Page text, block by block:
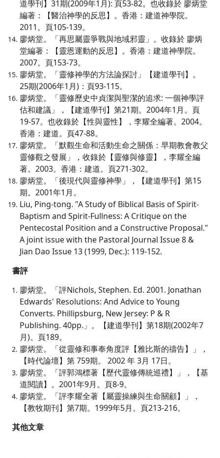
道學刊】31期(2009年1月): 頁53-82。也收錄於 廖炳堂
編著：【醫治神學的反思】。香港：建道神學院。
2011。頁105-139。
廖炳堂。「再思屬靈爭戰與地域邪靈」。收錄於 廖炳
堂編著：【靈恩運動的反思】。香港：建道神學院。
2007。頁153-73。
廖炳堂。「靈修神學的方法論探討」【建道學刊】。
25期(2006年1月)：頁93-115。
廖炳堂。「靈修歷史中貞潔與聖潔的追求: 一個神學評
估和建議」，【建道學刊】第21期。2004年1月。頁
19-57。也收錄於【性與靈性】，李耀全編著。2004。
香港：建道。頁47-88。
廖炳堂。「默觀生命和活動生命之關係：早期教會教父
靈修觀之發展」，收錄於【靈修與修靈】，李耀全編
著。2003。香港：建道。頁271-302。
廖炳堂。「後現代與靈修神學」，【建道學刊】第15
期。2001年1月。
Liu, Ping-tong. "A Study of Biblical Basis of Spirit-
Baptism and Spirit-Fullness: A Critique on the
Pentecostal Position and a Constructive Proposal."
A joint issue with the Pastoral Journal Issue 8 &
Jian Dao Issue 13 (1999, Dec.): 119-152.
書評
廖炳堂。「評Nichols, Stephen. Ed. 2001. Jonathan
Edwards' Resolutions: And Advice to Young
Converts. Phillipsburg, New Jersey: P & R
Publishing. 40pp.」。【建道學刊】第18期(2002年7
月)。頁189。
廖炳堂。「從靈修和事奉角度評【雅比斯的禱告】」，
【時代論壇】第 759期。 2002 年 3月 17日。
廖炳堂。「評郭鴻標著【歷代靈修傳統巡禮】」，【基
道閱讀】。2001年9月。頁8-9。
廖炳堂。「評李耀全著【屬靈操練與生命關顧】」，
【教牧期刊】第7期。1999年5月。頁213-216。
其他文章